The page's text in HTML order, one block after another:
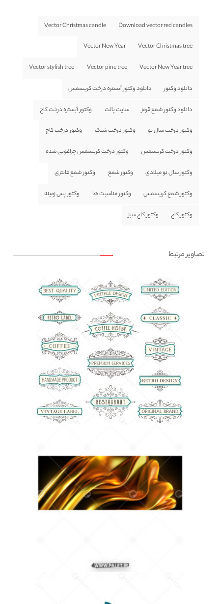
Download vector red candles
Vector Christmas candle
Vector Christmas tree
Vector New Year
Vector New Year tree
Vector pine tree
Vector stylish tree
دانلود وکتور دانلود وکتور آبستره درخت کریسمس
دانلود وکتور شمع قرمز سایت پالت وکتور آبستره درخت کاج
وکتور درخت سال نو وکتور درخت شیک وکتور درخت کاج
وکتور درخت کریسمس وکتور درخت کریسمس چراغونی شده
وکتور سال نو میلادی وکتور شمع وکتور شمع فانتزی
وکتور شمع کریسمس وکتور مناسبت ها وکتور پس زمینه
وکتور کاج وکتور کاج سبز
تصاویر مرتبط